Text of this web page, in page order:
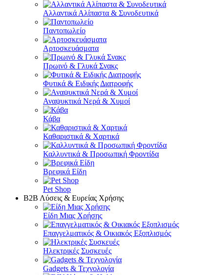
Αλλαντικά Αλίπαστα & Συνοδευτικά
Παντοπωλείο
Αρτοσκευάσματα
Πρωινό & Γλυκά Σνακς
Φυτικά & Ειδικής Διατροφής
Αναψυκτικά Νερά & Χυμοί
Κάβα
Καθαριστικά & Χαρτικά
Καλλυντικά & Προσωπική Φροντίδα
Βρεφικά Είδη
Pet Shop
Β2Β Λύσεις & Ευρείας Χρήσης
Είδη Μιας Χρήσης
Επαγγελματικός & Οικιακός Εξοπλισμός
Ηλεκτρικές Συσκευές
Gadgets & Τεχνολογία